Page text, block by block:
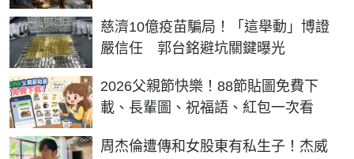
慈濟10億疫苗騙局！「這舉動」博證
嚴信任 郭台銘避坑關鍵曝光
2026父親節快樂！88節貼圖免費下
載、長輩圖、祝福語、紅包一次看
周杰倫遭傳和女股東有私生子！杰威